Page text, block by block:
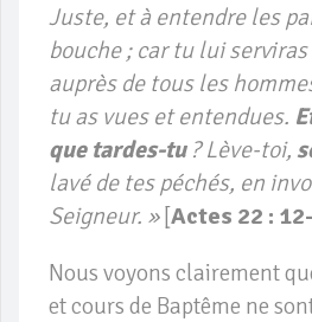
Juste, et à entendre les
bouche ; car tu lui
auprès de tous les
tu as vues et entendues.
que tardes-tu? Lève-toi,
lavé de tes péchés, en
Seigneur. »[Actes 22 :
Nous voyons clairement
et cours de Baptême ne